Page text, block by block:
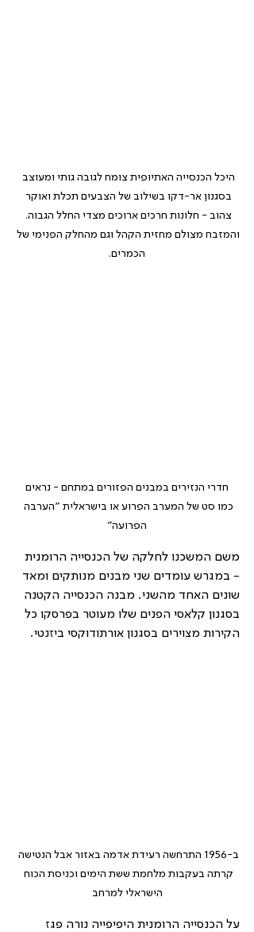
היכל הכנסייה האתיופית צומח לגובה גותי ומעוצב
בסגנון אר-דקו בשילוב של הצבעים תכלת ואוקר
צהוב - חלונות חרכים ארוכים מצדי החלל הגבוה.
והמזבח מצולם מחזית הקהל וגם מהחלק הפנימי של
הכמרים.
חדרי הנזירים במבנים הפזורים במתחם - נראים
כמו סט של המערב הפרוע או בישראלית "הערבה
הפרועה"
משם המשכנו לחלקה של הכנסייה הרומנית
- במגרש עומדים שני מבנים מנותקים ומאד
שונים האחד מהשני. מבנה הכנסייה הקטנה
בסגנון קלאסי הפנים שלו מעוטר בפרסקו כל
הקירות מצוירים בסגנון אורתודוקסי ביזנטי.
ב-1956 התרחשה רעידת אדמה באזור אבל הנטישה
קרתה בעקבות מלחמת ששת הימים וכניסת הכוח
הישראלי למרחב
על הכנסייה הרומנית היפיפייה נורה פגז